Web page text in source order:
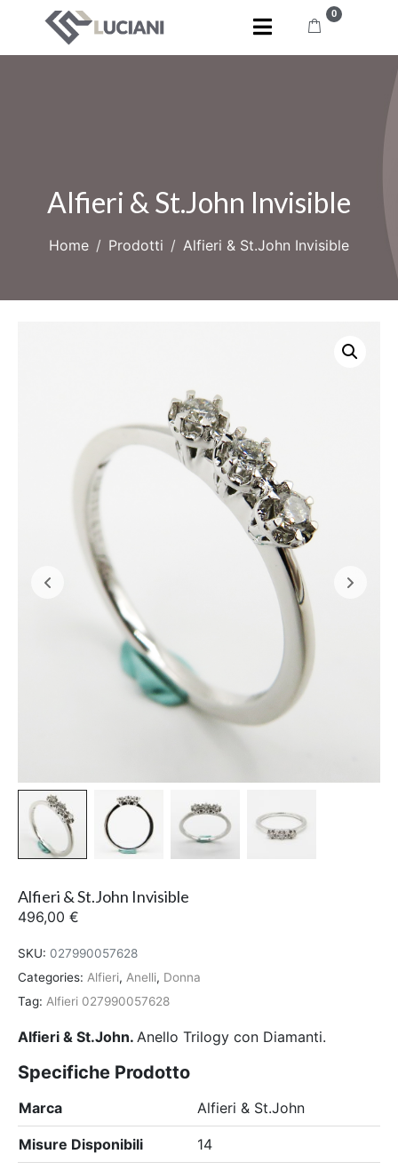
0
Alfieri & St.John Invisible
Home Prodotti Alfieri & St.John Invisible
Alfieri & St.John Invisible
496,00 €
SKU: 027990057628
Categories: Alfieri, Anelli, Donna
Tag: Alfieri 027990057628
Alfieri & St.John. Anello Trilogy con Diamanti.
Specifiche Prodotto
Marca Alfieri & St.John
Misure Disponibili 14